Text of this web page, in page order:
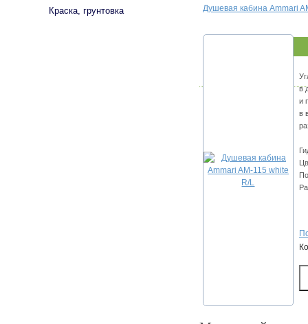
Душевая кабина Ammari
в
и
в
Краска, грунтовка